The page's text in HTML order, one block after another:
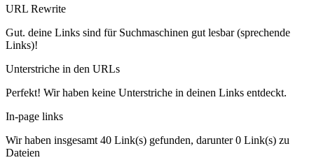
URL Rewrite
Gut. deine Links sind für Suchmaschinen gut lesbar (sprechende
Links)!
Unterstriche in den URLs
Perfekt! Wir haben keine Unterstriche in deinen Links entdeckt.
In-page links
Wir haben insgesamt 40 Link(s) gefunden, darunter 0 Link(s) zu
Dateien